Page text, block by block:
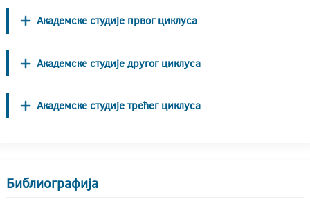
Академске студије првог циклуса
Академске студије другог циклуса
Академске студије трећег циклуса
Библиографија